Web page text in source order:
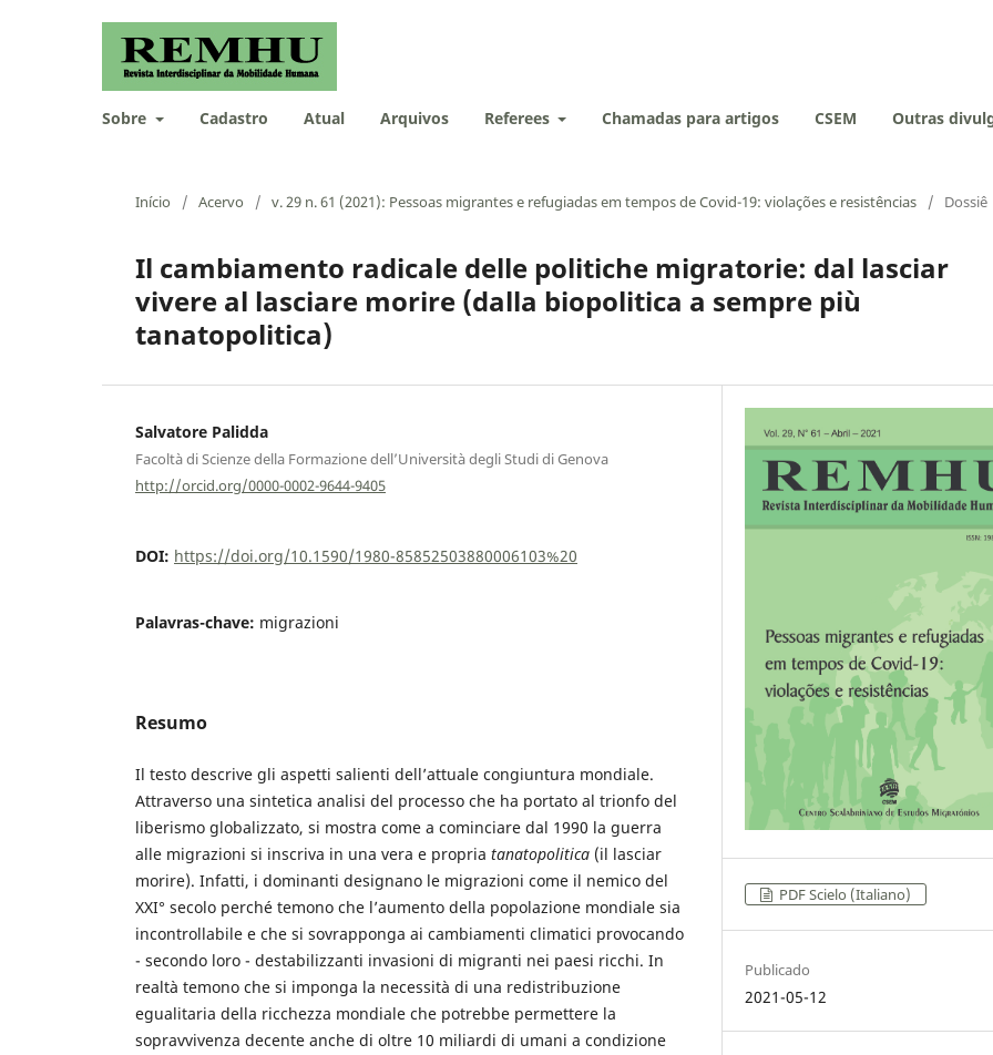
Sobre Cadastro Atual Arquivos Referees Chamadas para artigos CSEM Outras
Início / Acervo / v. 29 n. 61 (2021): Pessoas migrantes e refugiadas em tempos de Covid-19: violações e resistências / Dossiê
Il cambiamento radicale delle politiche migratorie: dal lasciar
vivere al lasciare morire (dalla biopolitica a sempre più
tanatopolitica)
Salvatore Palidda
Facoltà di Scienze della Formazione dell’Università degli Studi di Genova
http://orcid.org/0000-0002-9644-9405
DOI: https://doi.org/10.1590/1980-85852503880006103%20
Palavras-chave: migrazioni
Resumo
Il testo descrive gli aspetti salienti dell’attuale congiuntura mondiale.
Attraverso una sintetica analisi del processo che ha portato al trionfo del
liberismo globalizzato, si mostra come a cominciare dal 1990 la guerra
alle migrazioni si inscriva in una vera e propria tanatopolitica (il lasciar
morire). Infatti, i dominanti designano le migrazioni come il nemico del
XXI° secolo perché temono che l’aumento della popolazione mondiale sia
incontrollabile e che si sovrapponga ai cambiamenti climatici provocando
- secondo loro - destabilizzanti invasioni di migranti nei paesi ricchi. In
realtà temono che si imponga la necessità di una redistribuzione
egualitaria della ricchezza mondiale che potrebbe permettere la
sopravvivenza decente anche di oltre 10 miliardi di umani a condizione
PDF Scielo (Italiano)
Publicado
2021-05-12